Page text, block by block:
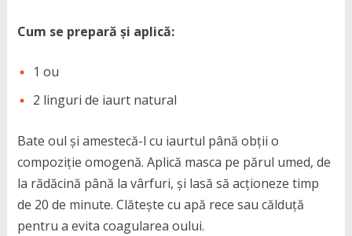
Cum se prepară și aplică:
1 ou
2 linguri de iaurt natural
Bate oul și amestecă-l cu iaurtul până obții o
compoziție omogenă. Aplică masca pe părul umed, de
la rădăcină până la vârfuri, și lasă să acționeze timp
de 20 de minute. Clătește cu apă rece sau călduță
pentru a evita coagularea oului.